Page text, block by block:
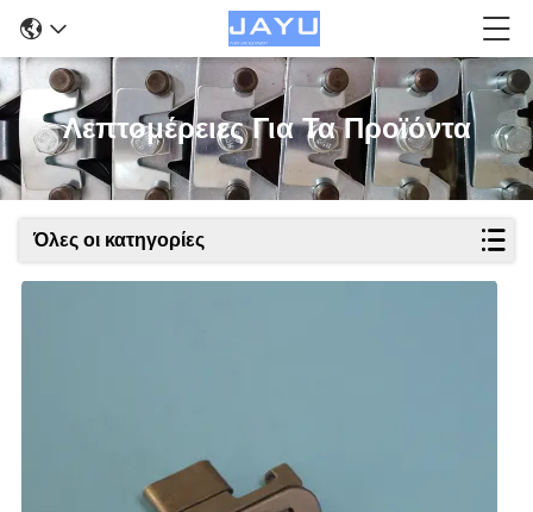
Λεπτομέρειες Για Τα Προϊόντα
Όλες οι κατηγορίες